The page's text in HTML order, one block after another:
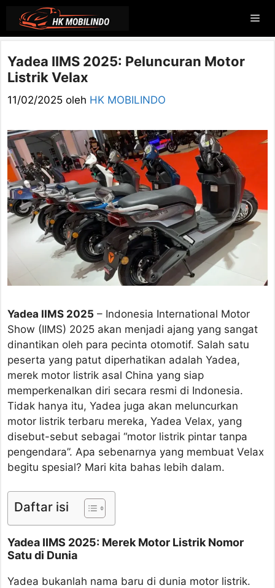
Langsung
isi
Yadea IIMS 2025: Peluncuran Motor
Listrik Velax
11/02/2025 oleh HK MOBILINDO
Yadea IIMS 2025 – Indonesia International Motor
Show (IIMS) 2025 akan menjadi ajang yang sangat
dinantikan oleh para pecinta otomotif. Salah satu
peserta yang patut diperhatikan adalah Yadea,
merek motor listrik asal China yang siap
memperkenalkan diri secara resmi di Indonesia.
Tidak hanya itu, Yadea juga akan meluncurkan
motor listrik terbaru mereka, Yadea Velax, yang
disebut-sebut sebagai “motor listrik pintar tanpa
pengendara”. Apa sebenarnya yang membuat Velax
begitu spesial? Mari kita bahas lebih dalam.
Daftar isi
Yadea IIMS 2025: Merek Motor Listrik Nomor
Satu di Dunia
Yadea bukanlah nama baru di dunia motor listrik.